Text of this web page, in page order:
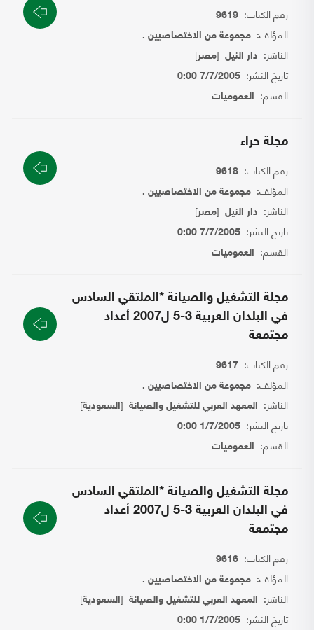
رقم الكتاب: 9619
المؤلف: مجموعة من الاختصاصيين .
الناشر: دار النيل [مصر]
تاريخ النشر: 7/7/2005 0:00
القسم: العموميات
مجلة حراء
رقم الكتاب: 9618
المؤلف: مجموعة من الاختصاصيين .
الناشر: دار النيل [مصر]
تاريخ النشر: 7/7/2005 0:00
القسم: العموميات
مجلة التشغيل والصيانة *الملتقي السادس
في البلدان العربية 3-5 ل2007 أعداد
مجتمعة
رقم الكتاب: 9617
المؤلف: مجموعة من الاختصاصيين .
الناشر: المعهد العربي للتشغيل والصيانة [السعودية]
تاريخ النشر: 1/7/2005 0:00
القسم: العموميات
مجلة التشغيل والصيانة *الملتقي السادس
في البلدان العربية 3-5 ل2007 أعداد
مجتمعة
رقم الكتاب: 9616
المؤلف: مجموعة من الاختصاصيين .
الناشر: المعهد العربي للتشغيل والصيانة [السعودية]
تاريخ النشر: 1/7/2005 0:00